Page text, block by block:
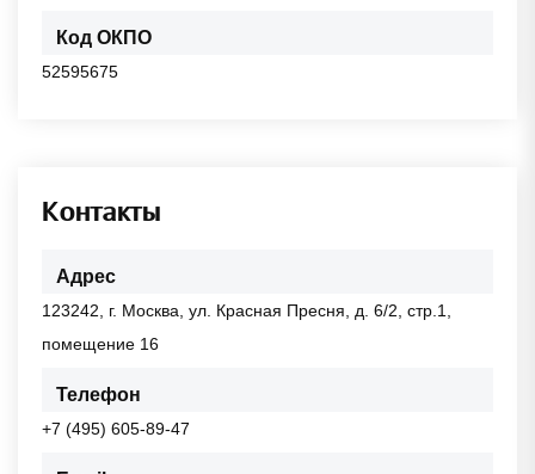
Код ОКПО
52595675
Контакты
Адрес
123242, г. Москва, ул. Красная Пресня, д. 6/2, стр.1,
помещение 16
Телефон
+7 (495) 605-89-47